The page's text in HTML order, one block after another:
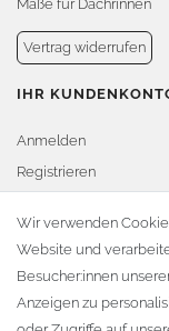
Maße für Dachrinnen
Vertrag widerrufen
IHR
Anmelden
Registrieren
Warenkorb
Zur Kasse
KONTAKT
Wir verwenden
Website und
Besucher:innen
Anzeigen zu